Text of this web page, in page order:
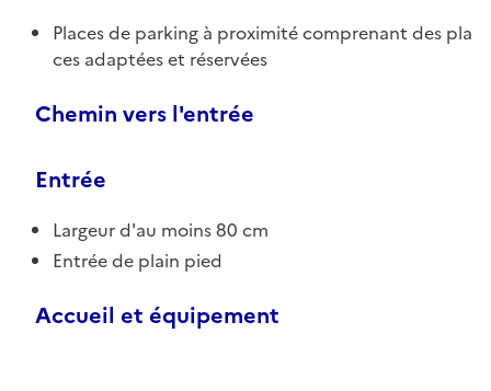
Places de parking à proximité comprenant des pla
ces adaptées et réservées
Chemin vers l'entrée
Entrée
Largeur d'au moins 80 cm
Entrée de plain pied
Accueil et équipement